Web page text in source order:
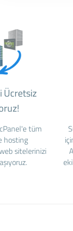
Ücretsiz
tüm
hosting
sitelerinizi